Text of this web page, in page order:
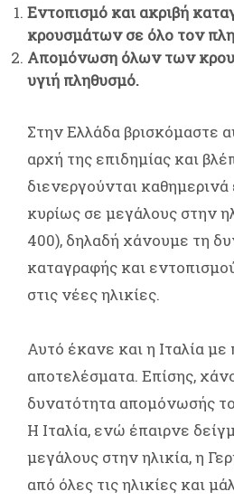
Εντοπισμό και ακριβή
κρουσμάτων σε όλο τον
Απομόνωση όλων των
υγιή πληθυσμό.
Στην Ελλάδα βρισκόμαστε
αρχή της επιδημίας και
διενεργούνται καθημερινά
κυρίως σε μεγάλους στην
400), δηλαδή χάνουμε τη
καταγραφής και
στις νέες ηλικίες.
Αυτό έκανε και η Ιταλία
αποτελέσματα. Επίσης,
δυνατότητα απομόνωσής
Η Ιταλία, ενώ έπαιρνε
μεγάλους στην ηλικία, η
από όλες τις ηλικίες και